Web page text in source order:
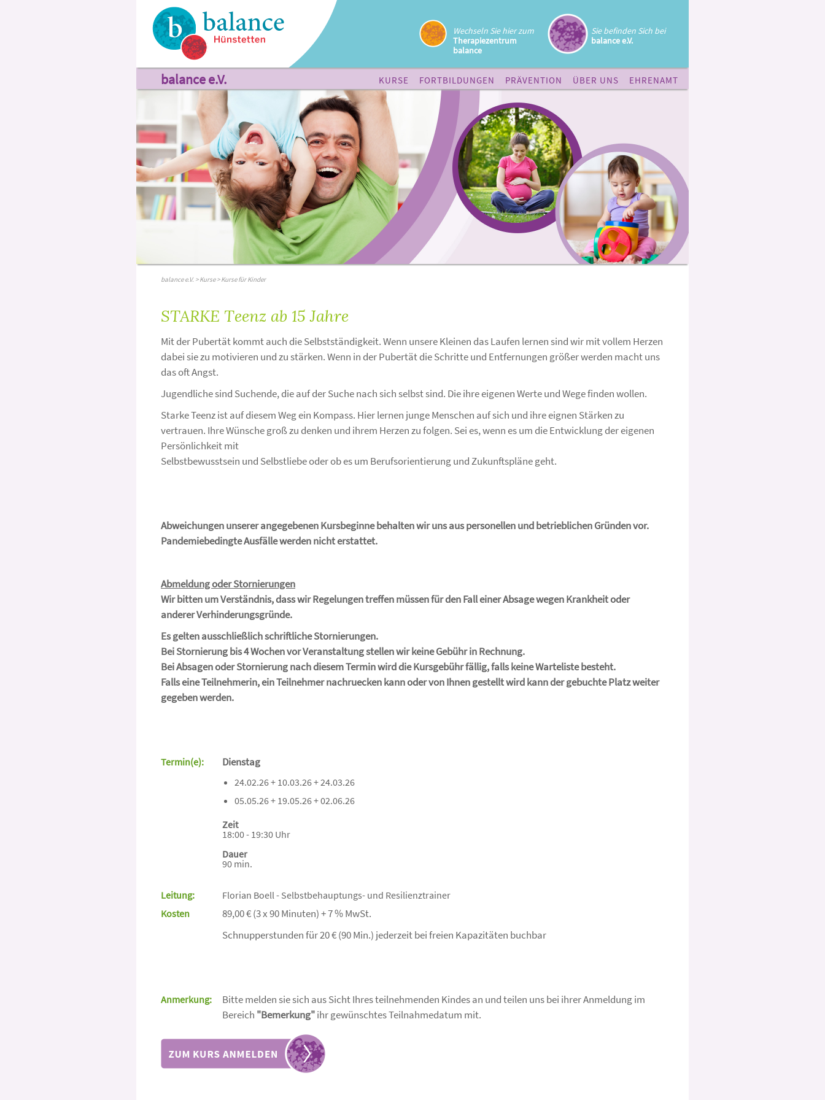
Wechseln Sie hier zum
Therapiezentrum
balance
Sie befinden Sich bei
balance e.V.
balance e.V. KURSE FORTBILDUNGEN PRÄVENTION ÜBER UNS EHRENAMT
balance e.V. >Kurse> Kurse für Kinder
STARKE Teenz ab 15 Jahre
Mit der Pubertät kommt auch die Selbstständigkeit. Wenn unsere Kleinen das Laufen lernen sind wir mit vollem Herzen
dabei sie zu motivieren und zu stärken. Wenn in der Pubertät die Schritte und Entfernungen größer werden macht uns
das oft Angst.
Jugendliche sind Suchende, die auf der Suche nach sich selbst sind. Die ihre eigenen Werte und Wege finden wollen.
Starke Teenz ist auf diesem Weg ein Kompass. Hier lernen junge Menschen auf sich und ihre eignen Stärken zu
vertrauen. Ihre Wünsche groß zu denken und ihrem Herzen zu folgen. Sei es, wenn es um die Entwicklung der eigenen
Persönlichkeit mit
Selbstbewusstsein und Selbstliebe oder ob es um Berufsorientierung und Zukunftspläne geht.
Abweichungen unserer angegebenen Kursbeginne behalten wir uns aus personellen und betrieblichen Gründen vor.
Pandemiebedingte Ausfälle werden nicht erstattet.
Abmeldung oder Stornierungen
Wir bitten um Verständnis, dass wir Regelungen treffen müssen für den Fall einer Absage wegen Krankheit oder
anderer Verhinderungsgründe.
Es gelten ausschließlich schriftliche Stornierungen.
Bei Stornierung bis 4 Wochen vor Veranstaltung stellen wir keine Gebühr in Rechnung.
Bei Absagen oder Stornierung nach diesem Termin wird die Kursgebühr fällig, falls keine Warteliste besteht.
Falls eine Teilnehmerin, ein Teilnehmer nachruecken kann oder von Ihnen gestellt wird kann der gebuchte Platz weiter
gegeben werden.
Termin(e): Dienstag
24.02.26 + 10.03.26 + 24.03.26
05.05.26 + 19.05.26 + 02.06.26
Zeit
18:00 - 19:30 Uhr
Dauer
90 min.
Leitung:
Florian Boell - Selbstbehauptungs- und Resilienztrainer
Kosten
89,00 € (3 x 90 Minuten) + 7 % MwSt.
Schnupperstunden für 20 € (90 Min.) jederzeit bei freien Kapazitäten buchbar
Anmerkung:
Bitte melden sie sich aus Sicht Ihres teilnehmenden Kindes an und teilen uns bei ihrer Anmeldung im
Bereich "Bemerkung"ihr gewünschtes Teilnahmedatum mit.